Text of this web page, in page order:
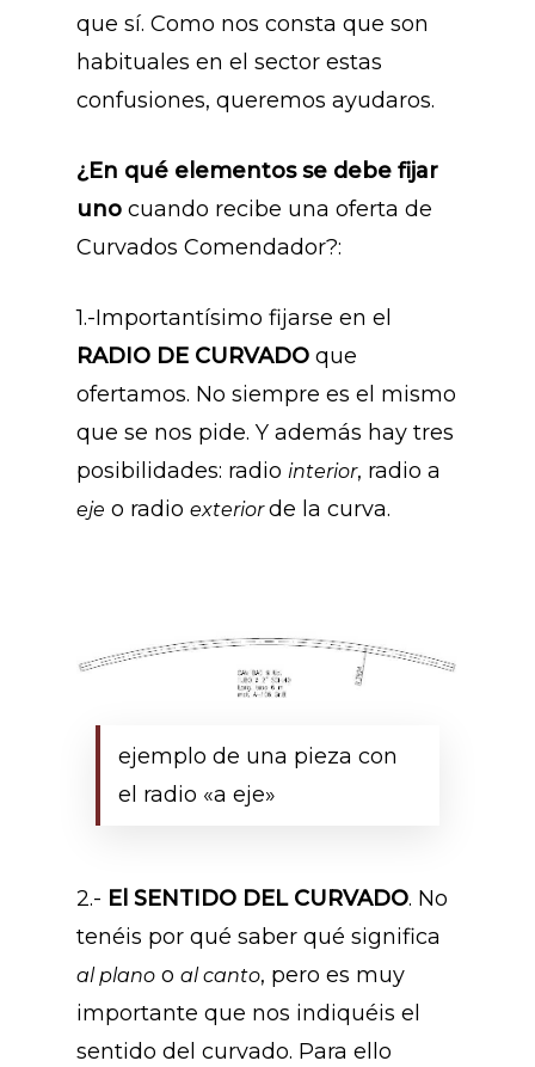
que sí. Como nos consta que son
habituales en el sector estas
confusiones, queremos ayudaros.
¿En qué elementos se debe fijar
uno cuando recibe una oferta de
Curvados Comendador?:
1.-Importantísimo fijarse en el
RADIO DE CURVADO que
ofertamos. No siempre es el mismo
que se nos pide. Y además hay tres
posibilidades: radio interior, radio a
eje o radio exteriorde la curva.
ejemplo de una pieza con
el radio «a eje»
2.- El SENTIDO DEL CURVADO. No
tenéis por qué saber qué significa
al plano o al canto, pero es muy
importante que nos indiquéis el
sentido del curvado. Para ello